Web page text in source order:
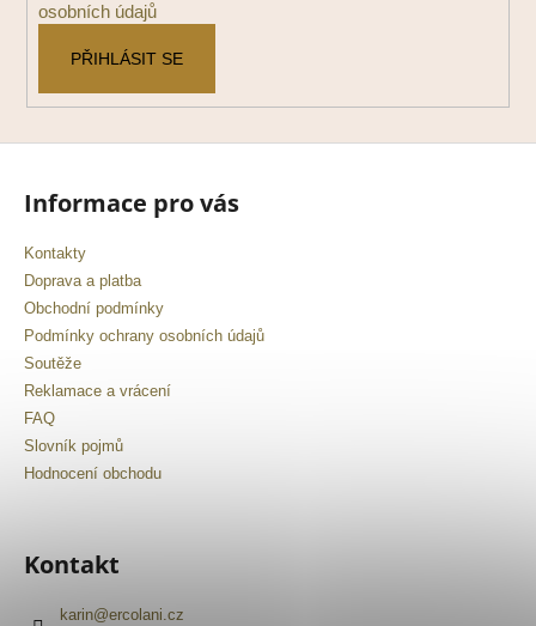
osobních údajů
PŘIHLÁSIT SE
Informace pro vás
Kontakty
Doprava a platba
Obchodní podmínky
Podmínky ochrany osobních údajů
Soutěže
Reklamace a vrácení
FAQ
Slovník pojmů
Hodnocení obchodu
Kontakt
karin@ercolani.cz